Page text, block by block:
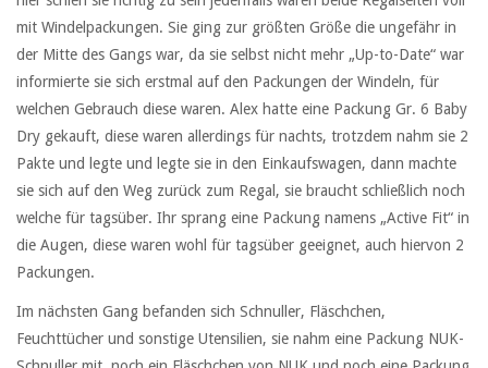
mit Windelpackungen. Sie ging zur größten Größe die ungefähr in
der Mitte des Gangs war, da sie selbst nicht mehr „Up-to-Date“ war
informierte sie sich erstmal auf den Packungen der Windeln, für
welchen Gebrauch diese waren. Alex hatte eine Packung Gr. 6 Baby
Dry gekauft, diese waren allerdings für nachts, trotzdem nahm sie 2
Pakte und legte und legte sie in den Einkaufswagen, dann machte
sie sich auf den Weg zurück zum Regal, sie braucht schließlich noch
welche für tagsüber. Ihr sprang eine Packung namens „Active Fit“ in
die Augen, diese waren wohl für tagsüber geeignet, auch hiervon 2
Packungen.
Im nächsten Gang befanden sich Schnuller, Fläschchen,
Feuchttücher und sonstige Utensilien, sie nahm eine Packung NUK-